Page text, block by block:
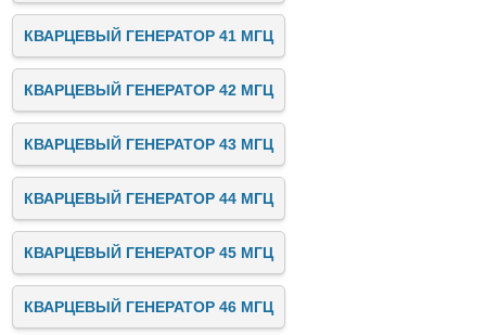
КВАРЦЕВЫЙ ГЕНЕРАТОР 41 МГЦ
КВАРЦЕВЫЙ ГЕНЕРАТОР 42 МГЦ
КВАРЦЕВЫЙ ГЕНЕРАТОР 43 МГЦ
КВАРЦЕВЫЙ ГЕНЕРАТОР 44 МГЦ
КВАРЦЕВЫЙ ГЕНЕРАТОР 45 МГЦ
КВАРЦЕВЫЙ ГЕНЕРАТОР 46 МГЦ